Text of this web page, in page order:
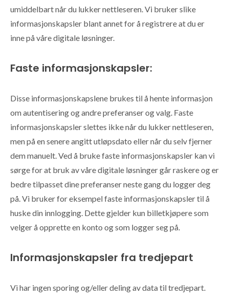
umiddelbart når du lukker nettleseren. Vi bruker slike
informasjonskapsler blant annet for å registrere at du er
inne på våre digitale løsninger.
Faste informasjonskapsler:
Disse informasjonskapslene brukes til å hente informasjon
om autentisering og andre preferanser og valg. Faste
informasjonskapsler slettes ikke når du lukker nettleseren,
men på en senere angitt utløpsdato eller når du selv fjerner
dem manuelt. Ved å bruke faste informasjonskapsler kan vi
sørge for at bruk av våre digitale løsninger går raskere og er
bedre tilpasset dine preferanser neste gang du logger deg
på. Vi bruker for eksempel faste informasjonskapsler til å
huske din innlogging. Dette gjelder kun billetkjøpere som
velger å opprette en konto og som logger seg på.
Informasjonskapsler fra tredjepart
Vi har ingen sporing og/eller deling av data til tredjepart.